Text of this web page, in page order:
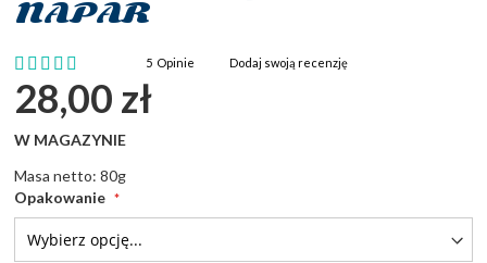
NAPAR
Ocena:
96
% of100
5 Opinie Dodaj swoją recenzję
28,00 zł
W MAGAZYNIE
Masa netto: 80g
Opakowanie